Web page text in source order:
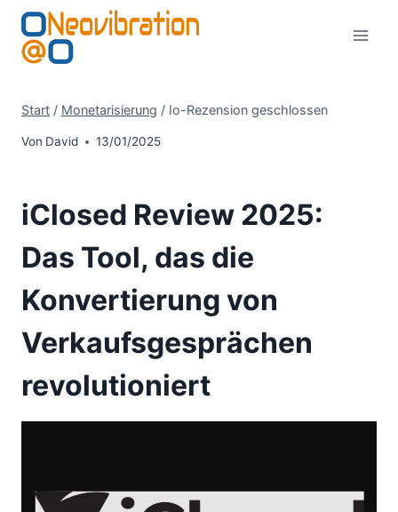
Zum
Inhalt
springen
Start / Monetarisierung / Io-Rezension geschlossen
Von David 13/01/2025
iClosed Review 2025:
Das Tool, das die
Konvertierung von
Verkaufsgesprächen
revolutioniert